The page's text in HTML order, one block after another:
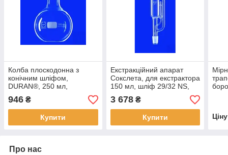
Колба плоскодонна з
конічним шліфом,
DURAN®, 250 мл,
зовн.діам.колби 85 мм,
шліф 29/32 NS
946 ₴
Купити
Екстракційний апарат
Сокслета, для екстрактора
150 мл, шліф 29/32 NS,
шліф 45/40 NS
3 678₴
Купити
Про нас